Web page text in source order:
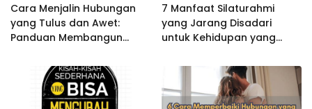
Cara Menjalin Hubungan
yang Tulus dan Awet:
Panduan Membangun
Bermakna
7 Manfaat Silaturahmi
yang Jarang Disadari
untuk Kehidupan yang
Harmonis